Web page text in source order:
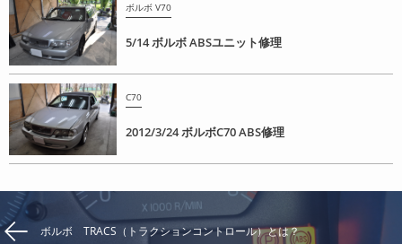
ボルボ V70
5/14 ボルボ ABSユニット修理
C70
2012/3/24 ボルボC70 ABS修理
ボルボ TRACS（トラクションコントロール）とは？